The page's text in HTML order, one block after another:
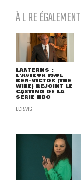
À LIRE ÉGALEMENT
LANTERNS :
L'ACTEUR PAUL
BEN-VICTOR (THE
WIRE) REJOINT LE
CASTING DE LA
SÉRIE HBO
ECRANS